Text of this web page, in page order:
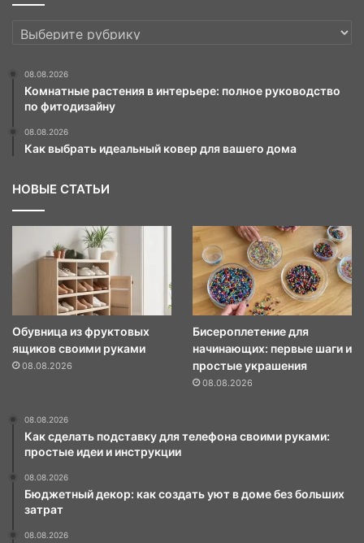
РУБРИКИ
08.08.2026
Комнатные растения в интерьере: полное руководство
по фитодизайну
08.08.2026
Как выбрать идеальный ковер для вашего дома
НОВЫЕ СТАТЬИ
Обувница из фруктовых
ящиков своими руками
08.08.2026
Бисероплетение для
начинающих: первые шаги и
простые украшения
08.08.2026
08.08.2026
Как сделать подставку для телефона своими руками:
простые идеи и инструкции
08.08.2026
Бюджетный декор: как создать уют в доме без больших
затрат
08.08.2026